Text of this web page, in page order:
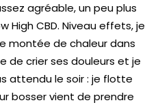
agréable, un peu plus
High CBD. Niveau effets, je
montée de chaleur dans
de crier ses douleurs et je
attendu le soir : je flotte
bosser vient de prendre